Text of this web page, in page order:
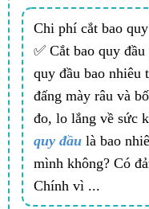
Chi phí cắt bao
✅ Cắt bao quy
quy đầu bao nhiêu
đấng mày râu và
đo, lo lắng về sức
quy đầu là bao
mình không? Có
Chính vì ...